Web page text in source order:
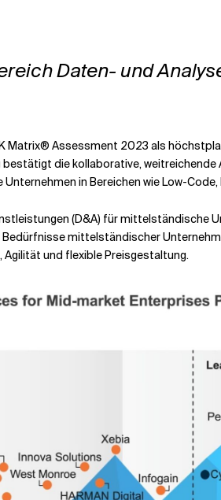
Daten- und
Matrix® Assessment 2023 als
die kollaborative,
in Bereichen wie Low-
(D&A) für mittelständische
mittelständischer
Agilität und flexible Preisgestaltung.